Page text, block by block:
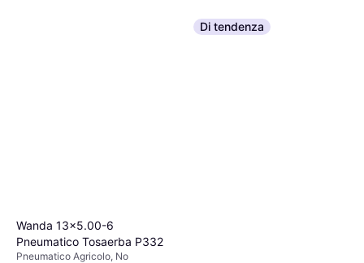
Wanda 13x5.00-6
Pneumatico Tosaerba P332
Pneumatico Agricolo, No
Di tendenza